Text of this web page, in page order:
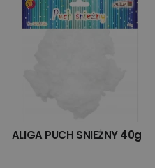
ALIGA PUCH SNIEŻNY 40g